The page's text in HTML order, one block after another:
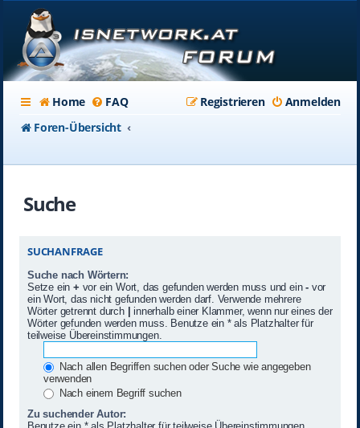
Home FAQ Anmelden
Registrieren
Foren-Übersicht
Suche
SUCHANFRAGE
Suche nach Wörtern:
Setze ein + vor ein Wort, das gefunden werden muss und ein-vor
ein Wort, das nicht gefunden werden darf. Verwende mehrere
Wörter getrennt durch | innerhalb einer Klammer, wenn nur eines der
Wörter gefunden werden muss. Benutze ein * als Platzhalter für
teilweise Übereinstimmungen.
Nach allen Begriffen suchen oder Suche wie angegeben
verwenden
Nach einem Begriff suchen
Zu suchender Autor: